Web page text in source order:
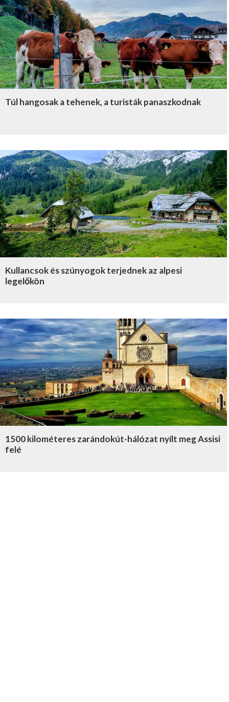
Túl hangosak a tehenek, a turisták panaszkodnak
Kullancsok és szúnyogok terjednek az alpesi
legelőkön
1500 kilométeres zarándokút-hálózat nyílt meg Assisi
felé